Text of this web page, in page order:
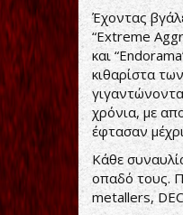
Έχοντας
“Extreme
και
κιθαρίστα
χρόνια, με
έφτασαν
Κάθε
οπαδό τους.
metallers,